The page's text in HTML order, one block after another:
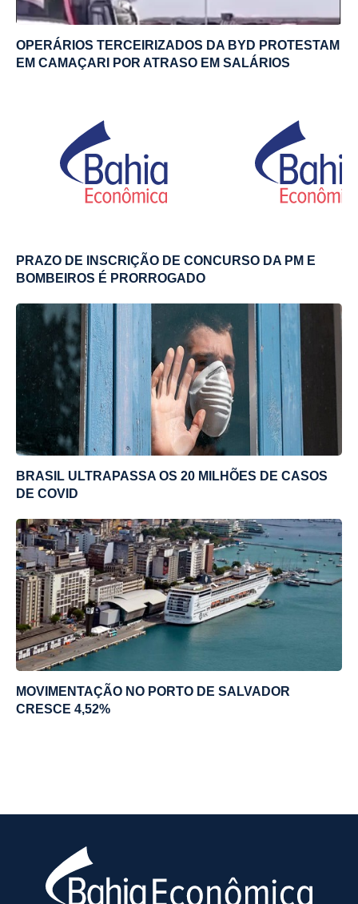
OPERÁRIOS TERCEIRIZADOS DA BYD PROTESTAM
EM CAMAÇARI POR ATRASO EM SALÁRIOS
PRAZO DE INSCRIÇÃO DE CONCURSO DA PM E
BOMBEIROS É PRORROGADO
BRASIL ULTRAPASSA OS 20 MILHÕES DE CASOS
DE COVID
MOVIMENTAÇÃO NO PORTO DE SALVADOR
CRESCE 4,52%